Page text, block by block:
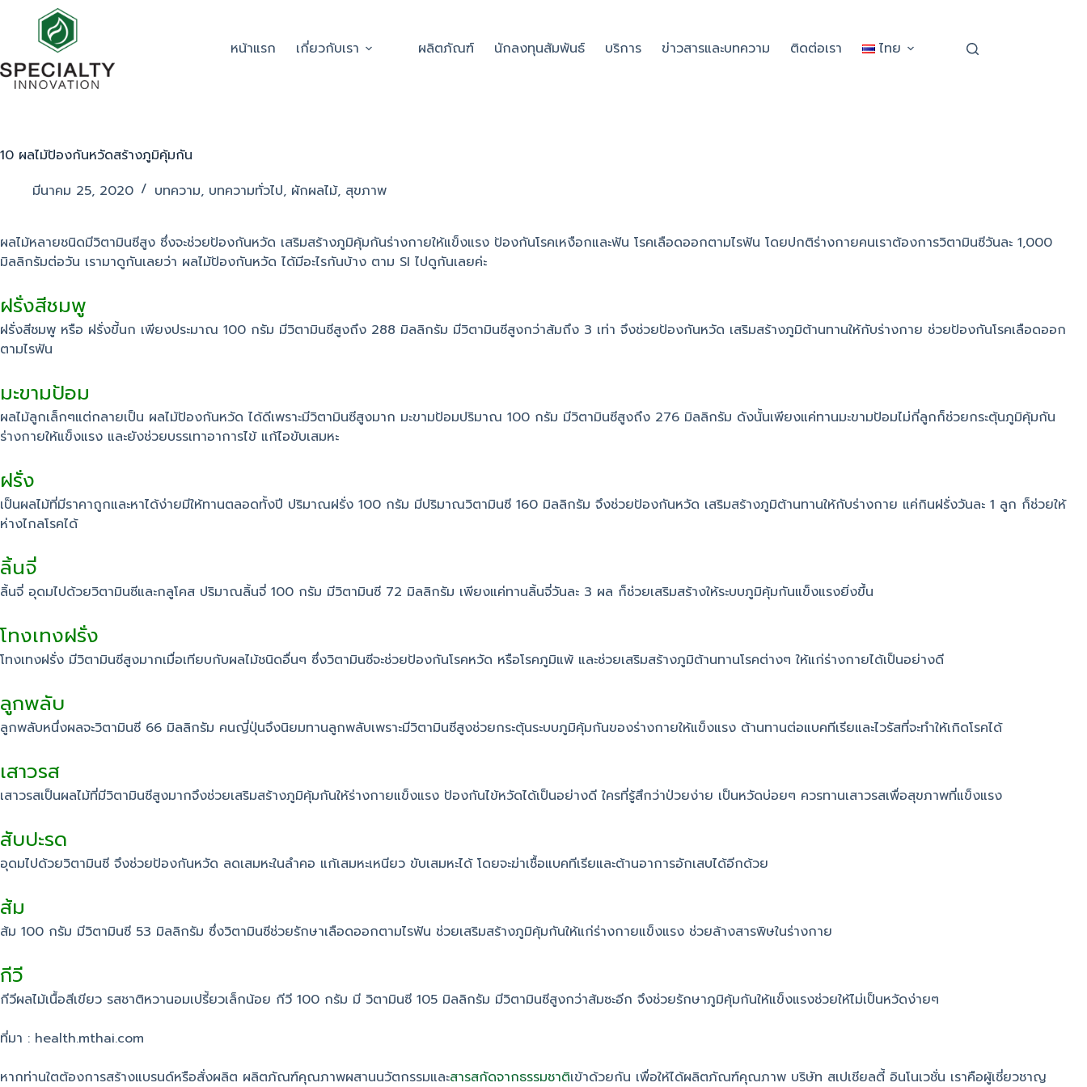
หน้าแรก เกี่ยวกับเรา ผลิตภัณฑ์ นักลงทุนสัมพันธ์ บริการ ข่าวสารและบทความ ติดต่อเรา ไทย
10 ผลไม้ป้องกันหวัดสร้างภูมิคุ้มกัน
มีนาคม 25, 2020
บทความ, บทความทั่วไป, ผักผลไม้, สุขภาพ
ผลไม้หลายชนิดมีวิตามินซีสูง ซึ่งจะช่วยป้องกันหวัด เสริมสร้างภูมิคุ้มกันร่างกายให้แข็งแรง ป้องกันโรคเหงือกและฟัน โรคเลือดออกตามไรฟัน โดยปกติร่างกายคนเราต้องการวิตามินซีวันละ 1,000
มิลลิกรัมต่อวัน เรามาดูกันเลยว่า ผลไม้ป้องกันหวัด ได้มีอะไรกันบ้าง ตาม SI ไปดูกันเลยค่ะ
ฝรั่งสีชมพู
ฝรั่งสีชมพู หรือ ฝรั่งขี้นก เพียงประมาณ 100 กรัม มีวิตามินซีสูงถึง 288 มิลลิกรัม มีวิตามินซีสูงกว่าส้มถึง 3 เท่า จึงช่วยป้องกันหวัด เสริมสร้างภูมิต้านทานให้กับร่างกาย ช่วยป้องกันโรคเลือดออก
ตามไรฟัน
มะขามป้อม
ผลไม้ลูกเล็กๆแต่กลายเป็น ผลไม้ป้องกันหวัด ได้ดีเพราะมีวิตามินซีสูงมาก มะขามป้อมปริมาณ 100 กรัม มีวิตามินซีสูงถึง 276 มิลลิกรัม ดังนั้นเพียงแค่ทานมะขามป้อมไม่กี่ลูกก็ช่วยกระตุ้นภูมิคุ้มกัน
ร่างกายให้แข็งแรง และยังช่วยบรรเทาอาการไข้ แก้ไอขับเสมหะ
ฝรั่ง
เป็นผลไม้ที่มีราคาถูกและหาได้ง่ายมีให้ทานตลอดทั้งปี ปริมาณฝรั่ง 100 กรัม มีปริมาณวิตามินซี 160 มิลลิกรัม จึงช่วยป้องกันหวัด เสริมสร้างภูมิต้านทานให้กับร่างกาย แค่กินฝรั่งวันละ 1 ลูก ก็ช่วยให้
ห่างไกลโรคได้
ลิ้นจี่
ลิ้นจี่ อุดมไปด้วยวิตามินซีและกลูโคส ปริมาณลิ้นจี่ 100 กรัม มีวิตามินซี 72 มิลลิกรัม เพียงแค่ทานลิ้นจี่วันละ 3 ผล ก็ช่วยเสริมสร้างให้ระบบภูมิคุ้มกันแข็งแรงยิ่งขึ้น
โทงเทงฝรั่ง
โทงเทงฝรั่ง มีวิตามินซีสูงมากเมื่อเทียบกับผลไม้ชนิดอื่นๆ ซึ่งวิตามินซีจะช่วยป้องกันโรคหวัด หรือโรคภูมิแพ้ และช่วยเสริมสร้างภูมิต้านทานโรคต่างๆ ให้แก่ร่างกายได้เป็นอย่างดี
ลูกพลับ
ลูกพลับหนึ่งผลจะวิตามินซี 66 มิลลิกรัม คนญี่ปุ่นจึงนิยมทานลูกพลับเพราะมีวิตามินซีสูงช่วยกระตุ้นระบบภูมิคุ้มกันของร่างกายให้แข็งแรง ต้านทานต่อแบคทีเรียและไวรัสที่จะทำให้เกิดโรคได้
เสาวรส
เสาวรสเป็นผลไม้ที่มีวิตามินซีสูงมากจึงช่วยเสริมสร้างภูมิคุ้มกันให้ร่างกายแข็งแรง ป้องกันไข้หวัดได้เป็นอย่างดี ใครที่รู้สึกว่าป่วยง่าย เป็นหวัดบ่อยๆ ควรทานเสาวรสเพื่อสุขภาพที่แข็งแรง
สับปะรด
อุดมไปด้วยวิตามินซี จึงช่วยป้องกันหวัด ลดเสมหะในลำคอ แก้เสมหะเหนียว ขับเสมหะได้ โดยจะฆ่าเชื้อแบคทีเรียและต้านอาการอักเสบได้อีกด้วย
ส้ม
ส้ม 100 กรัม มีวิตามินซี 53 มิลลิกรัม ซึ่งวิตามินซีช่วยรักษาเลือดออกตามไรฟัน ช่วยเสริมสร้างภูมิคุ้มกันให้แก่ร่างกายแข็งแรง ช่วยล้างสารพิษในร่างกาย
กีวี
กีวีผลไม้เนื้อสีเขียว รสชาติหวานอมเปรี้ยวเล็กน้อย กีวี 100 กรัม มี วิตามินซี 105 มิลลิกรัม มีวิตามินซีสูงกว่าส้มซะอีก จึงช่วยรักษาภูมิคุ้มกันให้แข็งแรงช่วยให้ไม่เป็นหวัดง่ายๆ
ที่มา : health.mthai.com
หากท่านใตต้องการสร้างแบรนด์หรือสั่งผลิต ผลิตภัณฑ์คุณภาพผสานนวัตกรรมและสารสกัดจากธรรมชาติเข้าด้วยกัน เพื่อให้ได้ผลิตภัณฑ์คุณภาพ บริษัท สเปเชียลตี้ อินโนเวชั่น เราคือผู้เชี่ยวชาญ